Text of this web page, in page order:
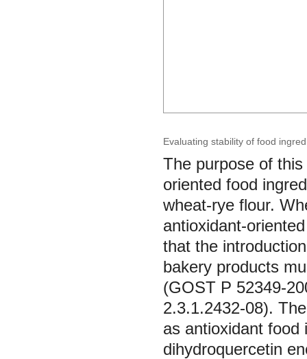
Evaluating stability of food
The purpose of
oriented food
wheat-rye flour.
antioxidant-
that the
bakery products
(GOST Р 52349-
2.3.1.2432-08).
as antioxidant food
dihydroquercetin